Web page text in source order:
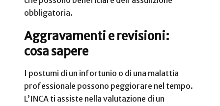
obbligatoria.
Aggravamenti e revisioni:
cosa sapere
I postumi di un infortunio o di una malattia
professionale possono peggiorare nel tempo.
L’INCA ti assiste nella valutazione di un